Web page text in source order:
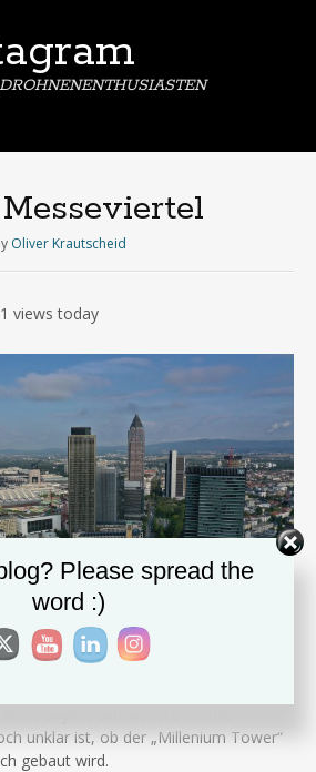
Oliver Krautscheid
views today
Mit dem Europaviertel hat
Skyline um weitere Türme
unklar ist, ob der „Millenium Tower“
gebaut wird.
Please spread the
word :)